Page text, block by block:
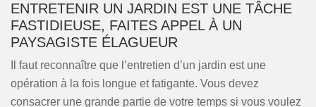
ENTRETENIR UN JARDIN EST UNE TÂCHE
FASTIDIEUSE, FAITES APPEL À UN
PAYSAGISTE ÉLAGUEUR
Il faut reconnaître que l’entretien d’un jardin est une
opération à la fois longue et fatigante. Vous devez
consacrer une grande partie de votre temps si vous voulez